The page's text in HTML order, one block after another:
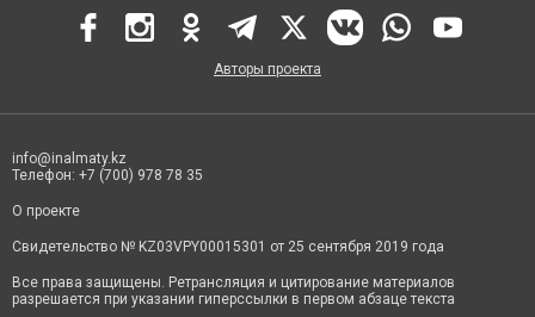
Авторы проекта
info@inalmaty.kz
Телефон: +7 (700) 978 78 35
О проекте
Свидетельство № KZ03VPY00015301 от 25 сентября 2019 года
Все права защищены. Ретрансляция и цитирование материалов
разрешается при указании гиперссылки в первом абзаце текста